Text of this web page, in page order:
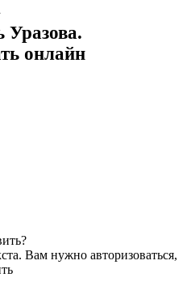
Уразова.
онлайн
Вам нужно авторизоваться,